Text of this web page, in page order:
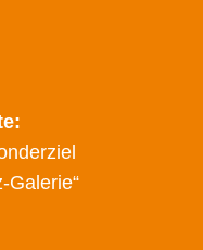
Galerie“